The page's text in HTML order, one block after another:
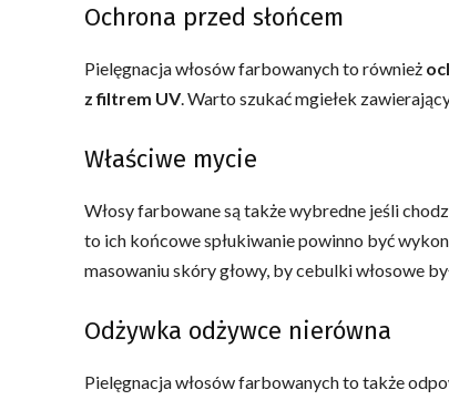
Ochrona przed słońcem
Pielęgnacja włosów farbowanych to również
z filtrem UV. Warto szukać mgiełek
Właściwe mycie
Włosy farbowane są także wybredne jeśli
to ich końcowe spłukiwanie powinno być
masowaniu skóry głowy, by cebulki włosowe
Odżywka odżywce nierówna
Pielęgnacja włosów farbowanych to także